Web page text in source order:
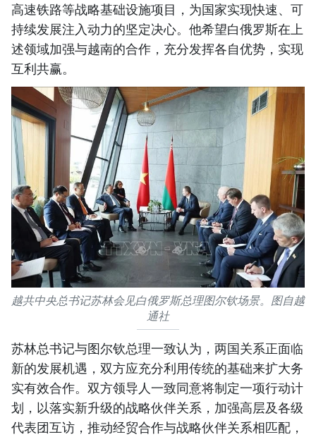
高速铁路等战略基础设施项目，为国家实现快速、可
持续发展注入动力的坚定决心。他希望白俄罗斯在上
述领域加强与越南的合作，充分发挥各自优势，实现
互利共赢。
越共中央总书记苏林会见白俄罗斯总理图尔钦场景。图自越
通社
苏林总书记与图尔钦总理一致认为，两国关系正面临
新的发展机遇，双方应充分利用传统的基础来扩大务
实有效合作。双方领导人一致同意将制定一项行动计
划，以落实新升级的战略伙伴关系，加强高层及各级
代表团互访，推动经贸合作与战略伙伴关系相匹配，